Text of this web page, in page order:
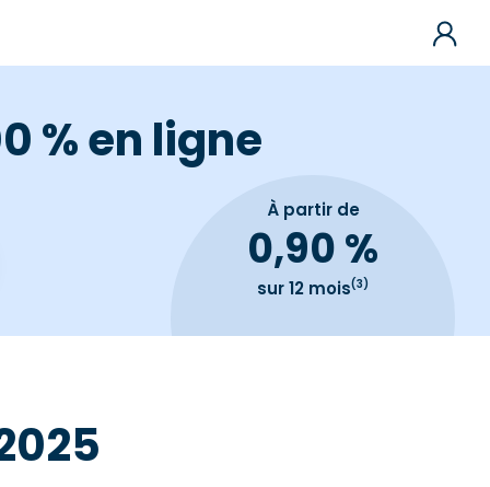
% en ligne
À partir de
0,90 %
sur 12 mois(3)